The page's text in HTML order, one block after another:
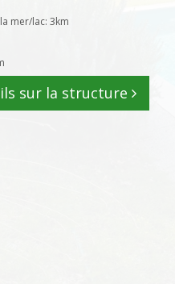
mer/lac: 3km
sur la structure